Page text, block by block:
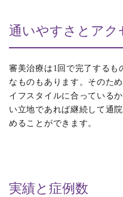
通いやすさとアク
審美治療は1回で完了するも
なものもあります。そのた
イフスタイルに合っている
い立地であれば継続して通
めることができます。
実績と症例数